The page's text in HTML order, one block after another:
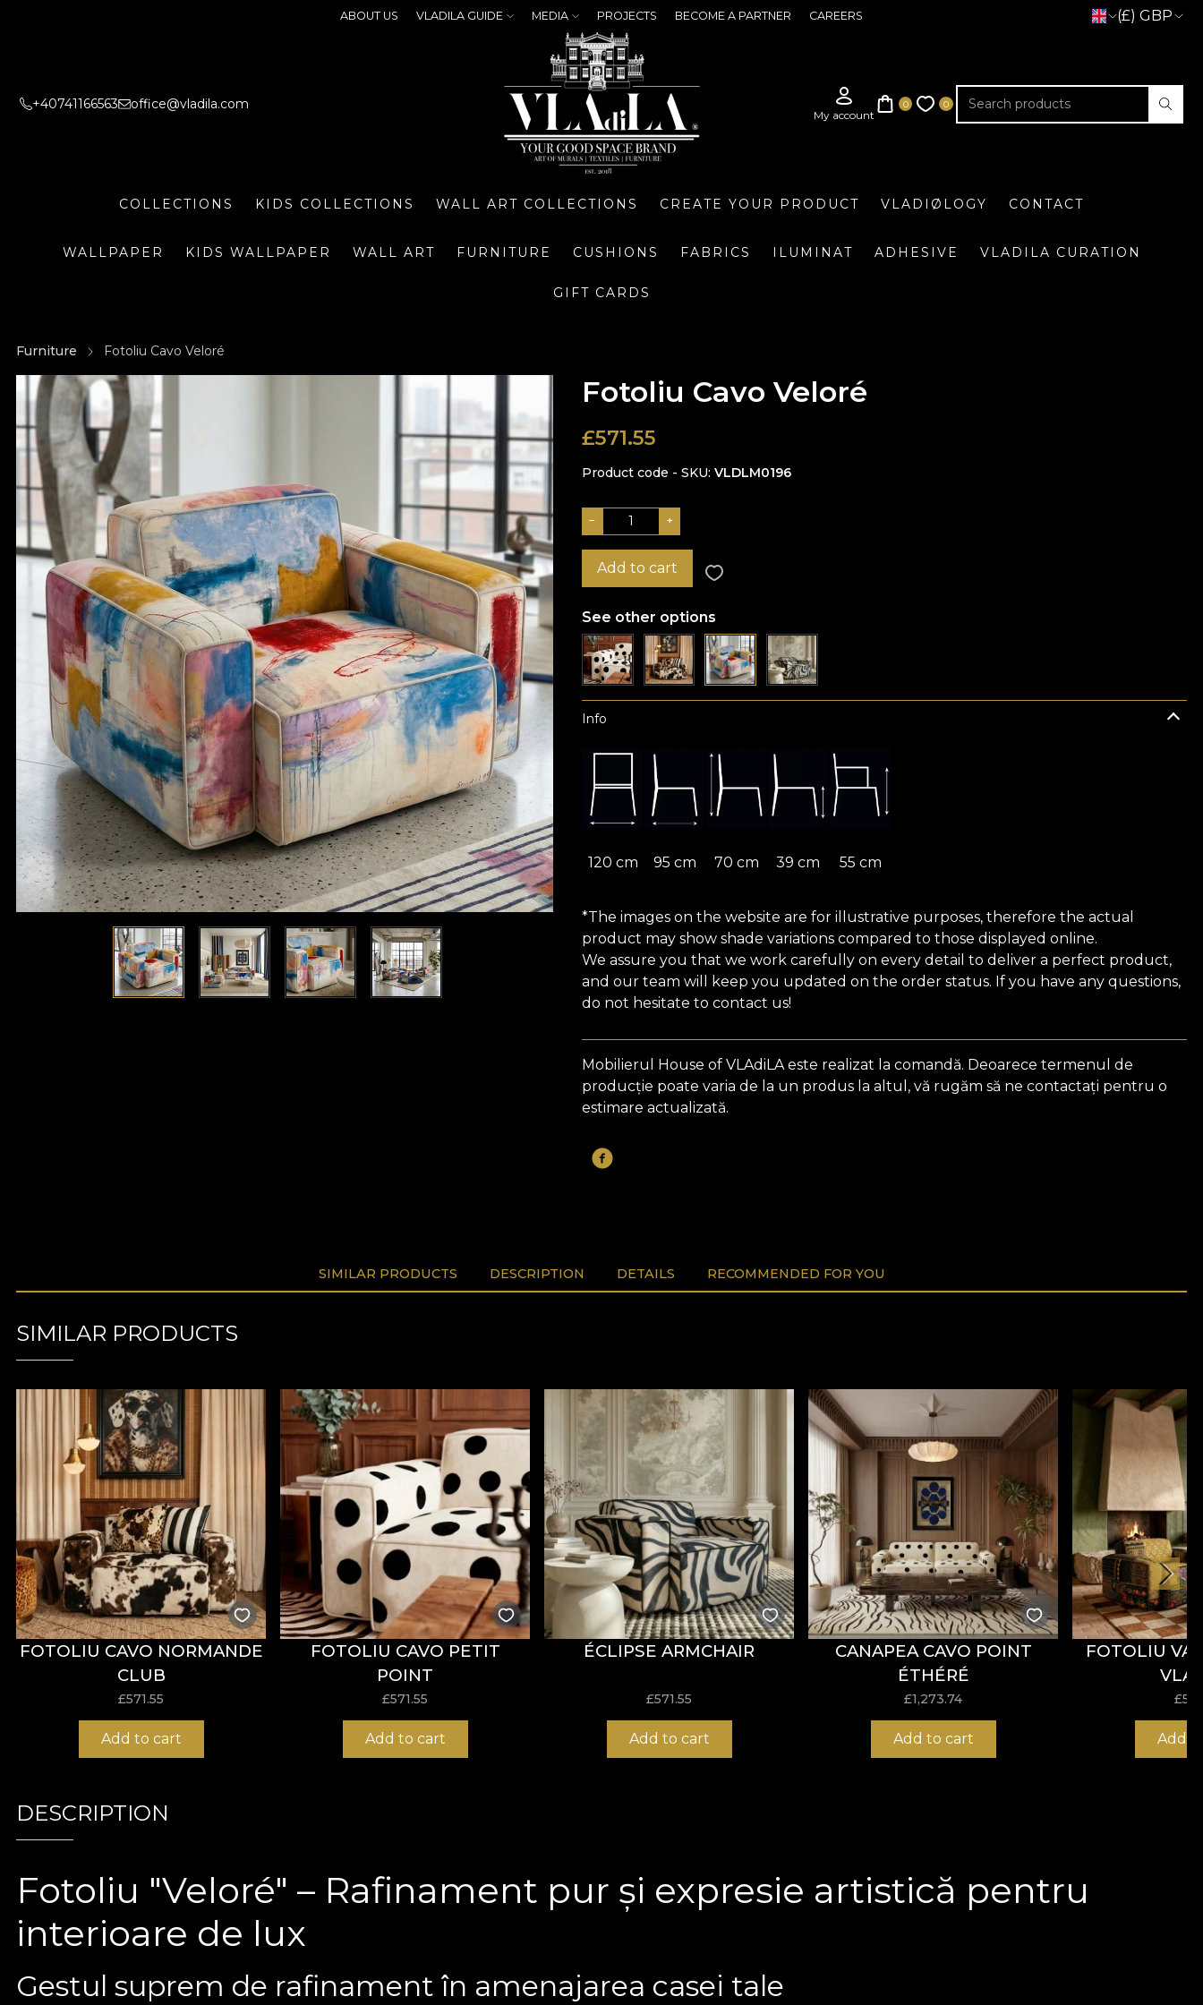
ABOUT US VLADILA GUIDE MEDIA PROJECTS BECOME A PARTNER CAREERS (£) GBP
+40741166563 office@vladila.com
COLLECTIONS KIDS COLLECTIONS WALL ART COLLECTIONS CREATE YOUR PRODUCT VLADIØLOGY CONTACT
WALLPAPER KIDS WALLPAPER WALL ART FURNITURE CUSHIONS FABRICS ILUMINAT ADHESIVE VLADILA CURATION
GIFT CARDS
Furniture Fotoliu Cavo Veloré
Fotoliu Cavo Veloré
£571.55
Product code - SKU VLDLM0196
− +
Add to cart
See other options
Info
120 cm 95 cm 70 cm 39 cm 55 cm
*The images on the website are for illustrative purposes, therefore the actual
product may show shade variations compared to those displayed online.
We assure you that we work carefully on every detail to deliver a perfect product,
and our team will keep you updated on the order status. If you have any questions,
do not hesitate to contact us!
Mobilierul House of VLAdiLA este realizat la comandă. Deoarece termenul de
producție poate varia de la un produs la altul, vă rugăm să ne contactați pentru o
estimare actualizată.
SIMILAR PRODUCTS DESCRIPTION DETAILS RECOMMENDED FOR YOU
SIMILAR PRODUCTS
FOTOLIU CAVO NORMANDE
CLUB
£571.55
Add to cart
FOTOLIU CAVO PETIT
POINT
£571.55
Add to cart
ÉCLIPSE ARMCHAIR
£571.55
Add to cart
CANAPEA CAVO POINT
ÉTHÉRÉ
£1,273.74
Add to cart
FOTOLIU
£
Add
DESCRIPTION
Fotoliu "Veloré" – Rafinament pur și expresie artistică pentru
interioare de lux
Gestul suprem de rafinament în amenajarea casei tale